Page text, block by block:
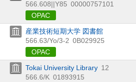
566.608||Y85 00000757101
OPAC
産業技術短期大学 図書館
566.63/Yo/3-2 0B029925
OPAC
Tokai University Library 12
566.6/K 01893915